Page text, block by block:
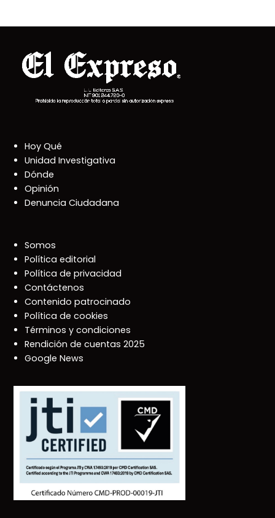
Hoy Qué
Unidad Investigativa
Dónde
Opinión
Denuncia Ciudadana
Somos
Política editorial
Política de privacidad
Contáctenos
Contenido patrocinado
Política de cookies
Términos y condiciones
Rendición de cuentas 2025
Google News